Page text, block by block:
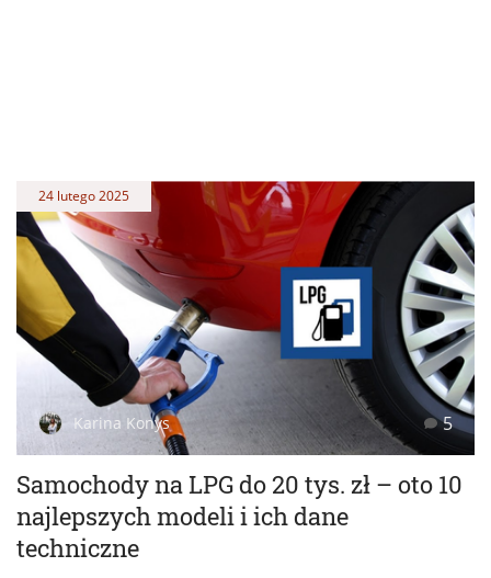
Samochody na LPG do 20 tys. zł – oto 10
najlepszych modeli i ich dane
techniczne
24 lutego 2025
Karina Konys 5